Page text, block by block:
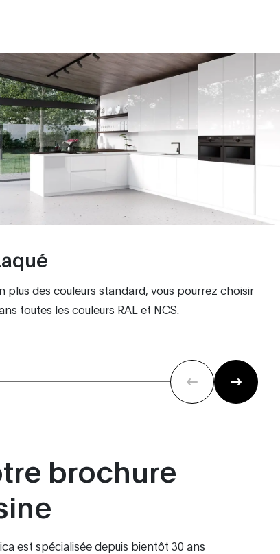
plus des couleurs standard, vous pourrez choisir
toutes les couleurs RAL et NCS.
brochure
est spécialisée depuis bientôt 30 ans